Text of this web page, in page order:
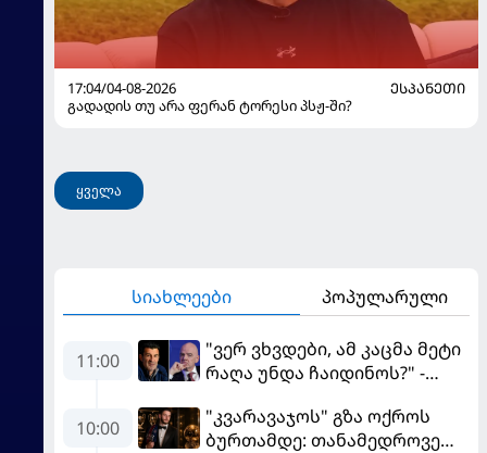
17:04/04-08-2026
ᲔᲡᲞᲐᲜᲔᲗᲘ
გადადის თუ არა ფერან ტორესი პსჟ-ში?
ყველა
სიახლეები პოპულარული
11:00
"ვერ ვხვდები, ამ კაცმა მეტი
რაღა უნდა ჩაიდინოს?" -
გადადგომას მოითხოვს
10:00
"კვარავაჯოს" გზა ოქროს
ბურთამდე: თანამედროვე